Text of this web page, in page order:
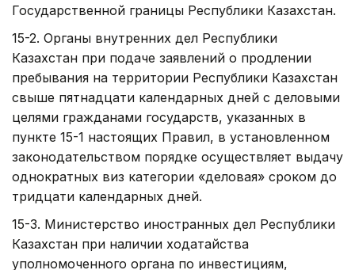
Государственной границы Республики Казахстан.
15-2. Органы внутренних дел Республики
Казахстан при подаче заявлений о продлении
пребывания на территории Республики Казахстан
свыше пятнадцати календарных дней с деловыми
целями гражданами государств, указанных в
пункте 15-1 настоящих Правил, в установленном
законодательством порядке осуществляет выдачу
однократных виз категории «деловая» сроком до
тридцати календарных дней.
15-3. Министерство иностранных дел Республики
Казахстан при наличии ходатайства
уполномоченного органа по инвестициям,